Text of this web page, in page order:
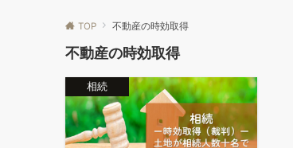
TOP 不動産の時効取得
不動産の時効取得
相続